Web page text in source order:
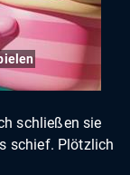
schließen sie
schief. Plötzlich